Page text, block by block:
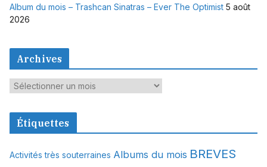
Album du mois – Trashcan Sinatras – Ever The Optimist 5 août
2026
Archives
A
c
v
Étiquettes
Activités très souterraines Albums du mois BREVES